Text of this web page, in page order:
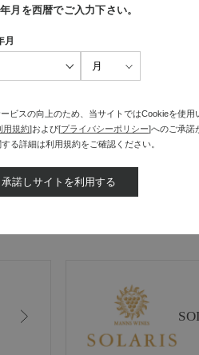
最近見た商品がありません。
月を西暦でご入力下さい。
月
ビスの向上のため、当サイトではCookieを使用
用規約]および[プライバシーポリシー]へのご承諾
る詳細は利用規約をご確認ください。
承諾しサイトを利用する